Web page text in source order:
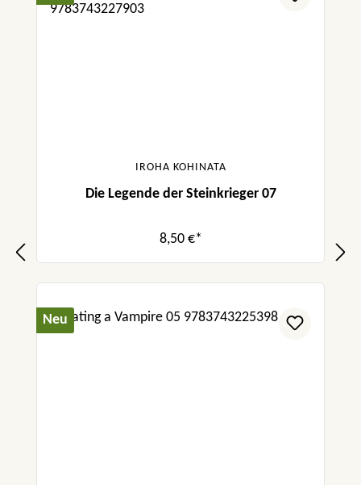
IROHA KOHINATA
Die Legende der Steinkrieger 07
8,50 €*
Neu